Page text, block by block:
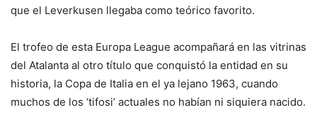
que el Leverkusen llegaba como teórico favorito.
El trofeo de esta Europa League acompañará en las vitrinas
del Atalanta al otro título que conquistó la entidad en su
historia, la Copa de Italia en el ya lejano 1963, cuando
muchos de los ‘tifosi’ actuales no habían ni siquiera nacido.